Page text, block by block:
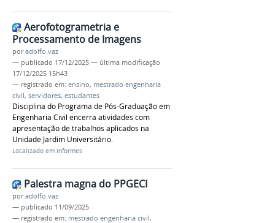
Aerofotogrametria e
Processamento de Imagens
poradolfo.vaz
— publicado 17/12/2025 — última modificação
17/12/2025 15h43
— registrado em: ensino, mestrado engenharia
civil, servidores, estudantes
Disciplina do Programa de Pós-Graduação em
Engenharia Civil encerra atividades com
apresentação de trabalhos aplicados na
Unidade Jardim Universitário.
Localizado em Informes
Palestra magna do PPGECI
poradolfo.vaz
— publicado 11/09/2025
— registrado em: mestrado engenharia civil,